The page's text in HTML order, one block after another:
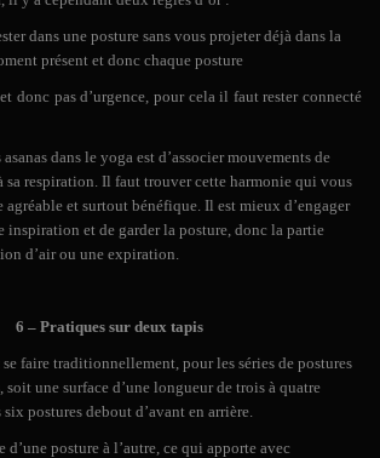
dans une posture sans vous projeter déjà dans la
présent et donc chaque posture
donc pas d’urgence, pour cela il faut rester connecté
dans le yoga est d’associer mouvements de
sa respiration. Il faut trouver cette harmonie qui vous
agréable et surtout bénéfique. Il est mieux d’engager
inspiration et de garder la posture, donc la partie
d’air ou une expiration.
6 – Pratiques sur deux tapis
faire traditionnellement, pour les séries de postures
une surface d’une longueur de trois à quatre
postures debout d’avant en arrière.
posture à l’autre, ce qui apporte avec